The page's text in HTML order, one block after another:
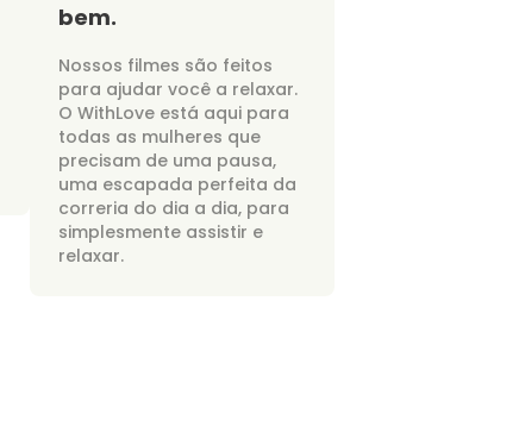
bem.
Nossos filmes são feitos
para ajudar você a relaxar.
O WithLove está aqui para
todas as mulheres que
precisam de uma pausa,
uma escapada perfeita da
correria do dia a dia, para
simplesmente assistir e
relaxar.